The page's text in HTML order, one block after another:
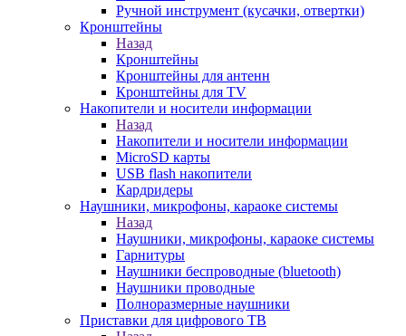
Ручной инструмент (кусачки, отвертки)
Кронштейны
Назад
Кронштейны
Кронштейны для антенн
Кронштейны для TV
Накопители и носители информации
Назад
Накопители и носители информации
MicroSD карты
USB flash накопители
Кардридеры
Наушники, микрофоны, караоке системы
Назад
Наушники, микрофоны, караоке системы
Гарнитуры
Наушники беспроводные (bluetooth)
Наушники проводные
Полноразмерные наушники
Приставки для цифрового ТВ